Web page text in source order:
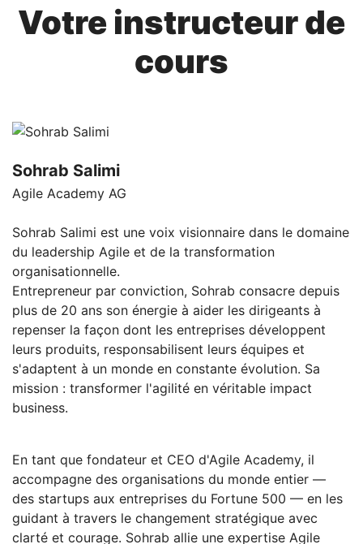
Votre instructeur de
cours
Sohrab Salimi
Agile Academy AG
Sohrab Salimi est une voix visionnaire dans le domaine
du leadership Agile et de la transformation
organisationnelle.
Entrepreneur par conviction, Sohrab consacre depuis
plus de 20 ans son énergie à aider les dirigeants à
repenser la façon dont les entreprises développent
leurs produits, responsabilisent leurs équipes et
s'adaptent à un monde en constante évolution. Sa
mission : transformer l'agilité en véritable impact
business.
En tant que fondateur et CEO d'Agile Academy, il
accompagne des organisations du monde entier —
des startups aux entreprises du Fortune 500 — en les
guidant à travers le changement stratégique avec
clarté et courage. Sohrab allie une expertise Agile